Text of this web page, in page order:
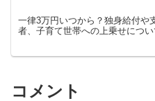
一律3万円いつから？独身給付や
者、子育て世帯への上乗せについ
コメント